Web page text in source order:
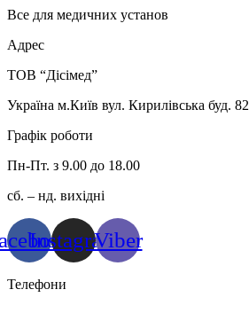
Все для медичних установ
Адрес
ТОВ “Дісімед”
Україна м.Київ вул. Кирилівська буд. 82
Графік роботи
Пн-Пт. з 9.00 до 18.00
сб. – нд. вихідні
InstagramViber
Телефони